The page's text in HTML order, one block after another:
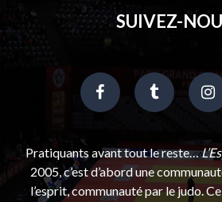
SUIVEZ-
Pratiquants avant tout le reste…
2005, c’est d’abord une
l’esprit, communauté par le judo.